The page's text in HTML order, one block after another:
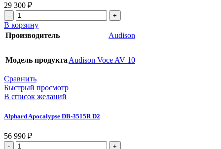
29 300 ₽
В корзину
Производитель
Audison
Модель продукта Audison Voce AV 10
Сравнить
Быстрый просмотр
В список желаний
Alphard Apocalypse DB-3515R D2
56 990 ₽